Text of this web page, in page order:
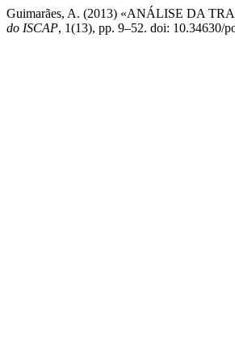
Guimarães, A. (2013) «ANÁLISE DA
do ISCAP, 1(13), pp. 9–52. doi: 10.34630/